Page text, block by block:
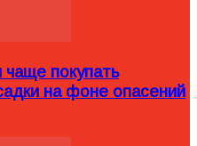
чаще покупать
на фоне опасений